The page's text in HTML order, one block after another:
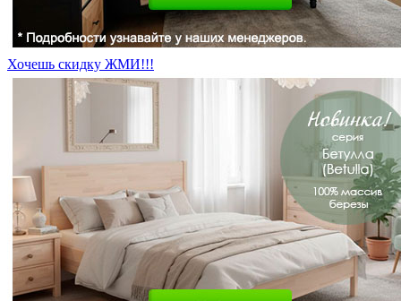
Хочешь скидку ЖМИ!!!